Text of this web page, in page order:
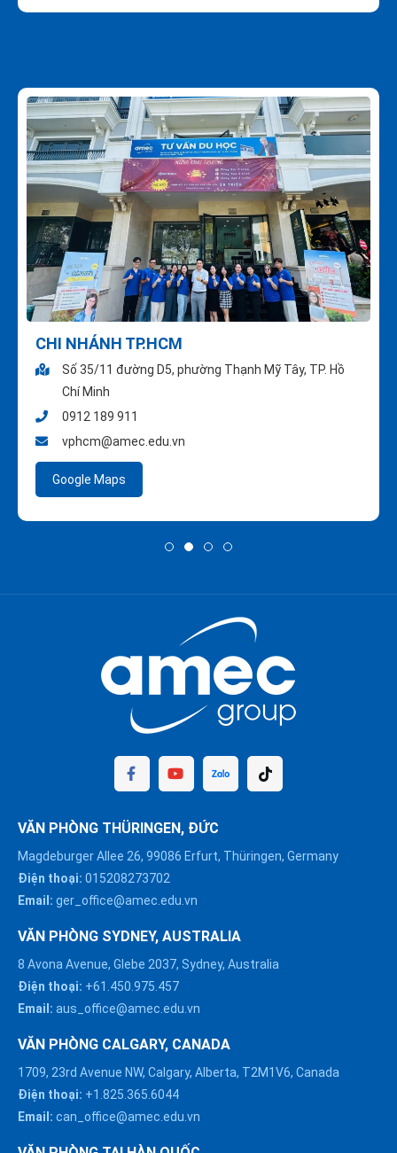
CHI NHÁNH TP.HCM
Số 35/11 đường D5, phường Thạnh Mỹ Tây, TP. Hồ
Chí Minh
0912 189 911
vphcm@amec.edu.vn
Google Maps
VĂN PHÒNG THÜRINGEN, ĐỨC
Magdeburger Allee 26, 99086 Erfurt, Thüringen, Germany
Điện thoại: 015208273702
Email: ger_office@amec.edu.vn
VĂN PHÒNG SYDNEY, AUSTRALIA
8 Avona Avenue, Glebe 2037, Sydney, Australia
Điện thoại: +61.450.975.457
Email: aus_office@amec.edu.vn
VĂN PHÒNG CALGARY, CANADA
1709, 23rd Avenue NW, Calgary, Alberta, T2M1V6, Canada
Điện thoại: +1.825.365.6044
Email: can_office@amec.edu.vn